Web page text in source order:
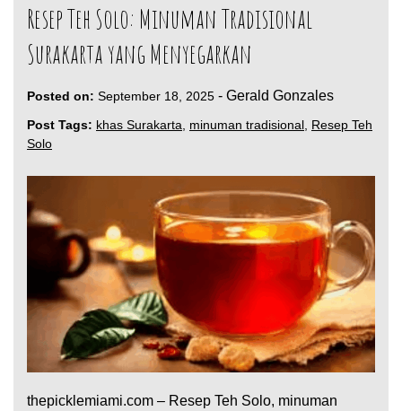
Resep Teh Solo: Minuman Tradisional
Surakarta yang Menyegarkan
Posted on: September 18, 2025 - Gerald Gonzales
Post Tags: khas Surakarta minuman tradisional Resep Teh
Solo
thepicklemiami.com – Resep Teh Solo, minuman